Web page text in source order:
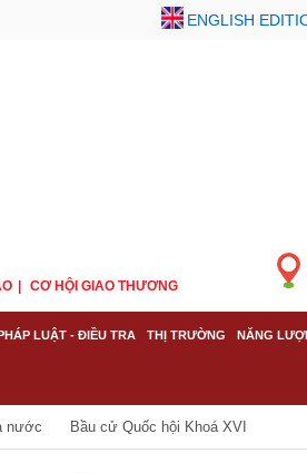
ENGLISH
CƠ HỘI GIAO THƯƠNG
LUẬT - ĐIỀU TRA THỊ TRƯỜNG NĂNG
nước Bầu cử Quốc hội Khoá XVI